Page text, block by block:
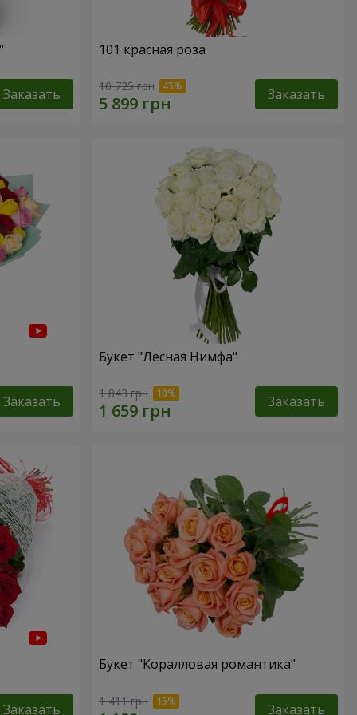
Заказать
101 красная роза
10 725 грн Заказать
Заказать
Букет "Лесная Нимфа"
1 843 грн Заказать
Заказать
Букет "Коралловая романтика"
1 411 грн Заказать